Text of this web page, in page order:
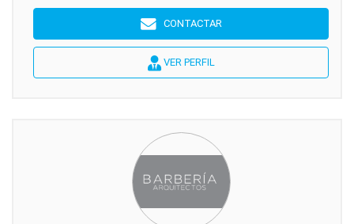
CONTACTAR
VER PERFIL